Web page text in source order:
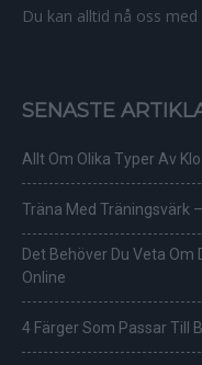
Du kan alltid nå oss
SENASTE
Allt Om Olika Typer Av
Träna Med Träningsvärk
Det Behöver Du Veta Om
Online
4 Färger Som Passar Till